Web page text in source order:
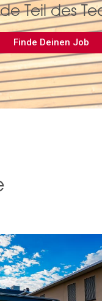
Teil des
Finde Deinen Job